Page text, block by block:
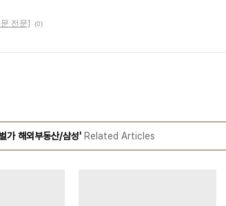
전문] (0)
가 해외부동산/삼성' Related Articles